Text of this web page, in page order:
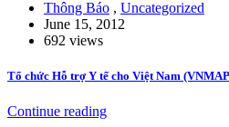
Thông Báo , Uncategorized
June 15, 2012
692 views
Tổ chức Hỗ trợ Y tế cho Việt Nam
Continue reading